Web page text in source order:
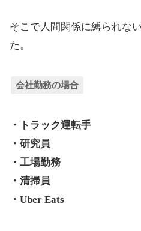
そこで人間関係に縛られな
た。
会社勤務の場合
・トラック運転手
・研究員
・工場勤務
・清掃員
・Uber Eats